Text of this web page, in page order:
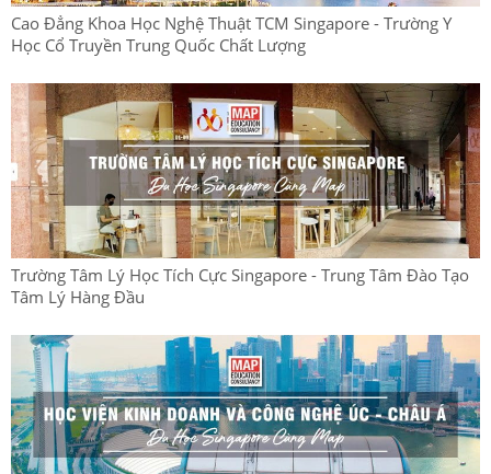
Cao Đẳng Khoa Học Nghệ Thuật TCM Singapore - Trường Y
Học Cổ Truyền Trung Quốc Chất Lượng
Trường Tâm Lý Học Tích Cực Singapore - Trung Tâm Đào Tạo
Tâm Lý Hàng Đầu